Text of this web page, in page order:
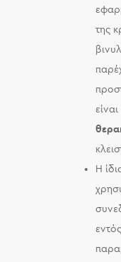
της
Η